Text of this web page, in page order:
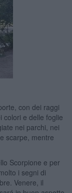
con dei raggi
colori e delle foglie
nei parchi, nei
scarpe, mentre
Scorpione e per
i segni di
Venere, il